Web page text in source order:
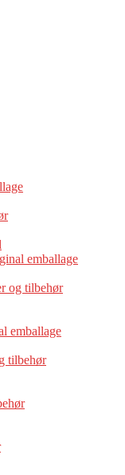
emballage
og tilbehør
emballage
tilbehør